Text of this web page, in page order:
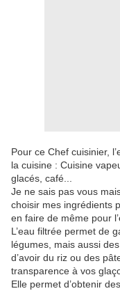
Pour ce Chef cuisinier,
la cuisine : Cuisine
glacés, café...
Je ne sais pas vous
choisir mes ingrédients
en faire de même pour
L’eau filtrée permet de
légumes, mais aussi
d’avoir du riz ou des
transparence à vos
Elle permet d’obtenir